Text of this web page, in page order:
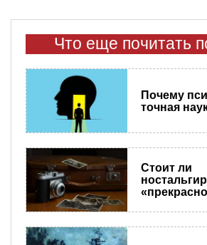
Что еще почитать
Почему
точная
Стоит ли